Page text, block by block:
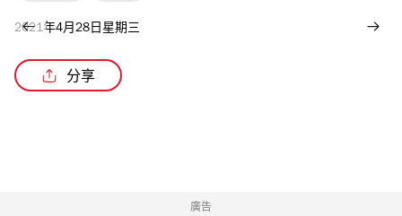
2021年4月28日星期三
分享
廣告